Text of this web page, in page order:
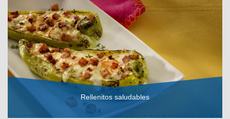
Rellenitos saludables